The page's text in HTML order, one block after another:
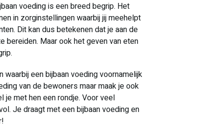
voeding is een breed begrip. Het
in zorginstellingen waarbij jij meehelpt
Dit kan dus betekenen dat je aan de
bereiden. Maar ook het geven van eten
een bijbaan voeding voornamelijk
van de bewoners maar maak je ook
met hen een rondje. Voor veel
Je draagt met een bijbaan voeding en